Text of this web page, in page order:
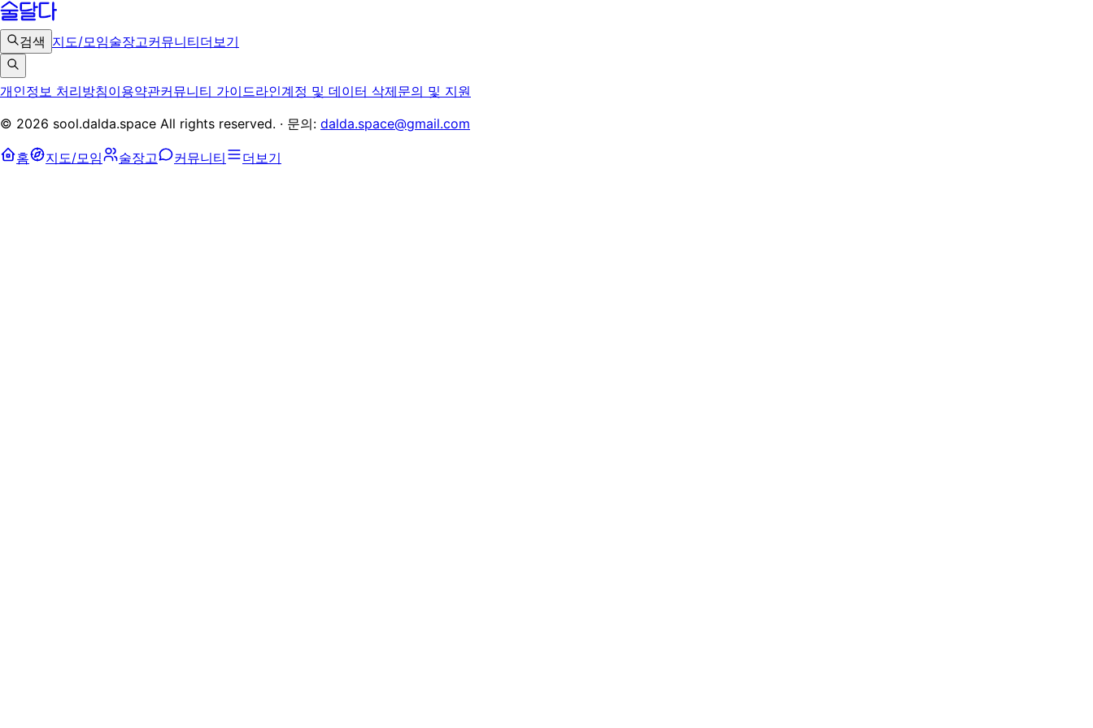
검색 지도/모임술장고커뮤니티더보기
개인정보 처리방침이용약관커뮤니티 가이드라인계정 및 데이터 삭제문의 및 지원
© 2026 sool.dalda.space All rights reserved. · 문의: dalda.space@gmail.com
홈 지도/모임 술장고 커뮤니티 더보기